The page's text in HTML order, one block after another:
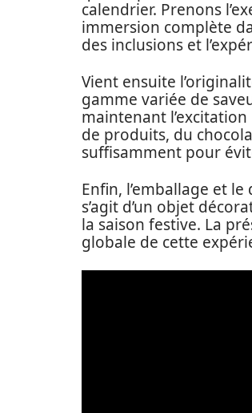
calendrier. Prenons
immersion complète
des inclusions et
Vient ensuite
gamme variée de
maintenant
de produits, du
suffisamment pour
Enfin, l’emballage et
s’agit d’un objet
la saison festive. La
globale de cette